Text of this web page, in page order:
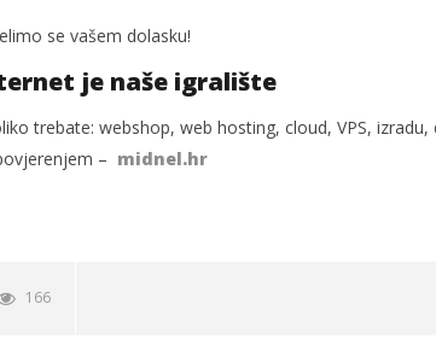
se vašem dolasku!
je naše igralište
trebate: webshop, web hosting, cloud, VPS,
– midnel.hr
166